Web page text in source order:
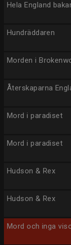
Hela England
Hundräddaren
Morden i
Återskaparna
Mord i paradiset
Mord i paradiset
Hudson & Rex
Hudson & Rex
Mord och inga